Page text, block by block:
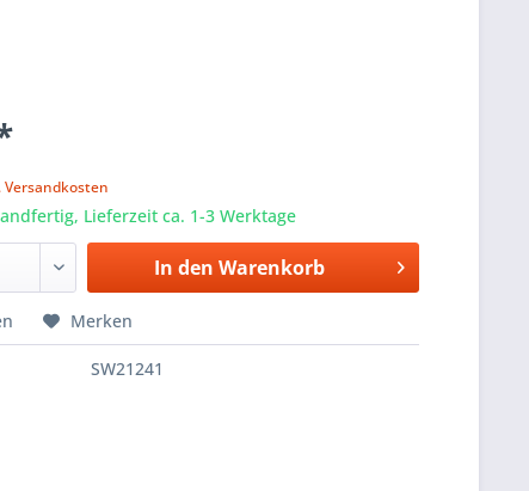
Versandkosten
Lieferzeit ca. 1-3 Werktage
In den Warenkorb
Merken
SW21241